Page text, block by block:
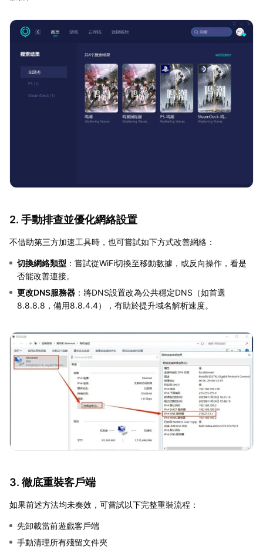
2. 手動排查並優化網絡設置
不借助第三方加速工具時，也可嘗試如下方式改善網絡：
切換網絡類型 ：嘗試從WiFi切換至移動數據，或反向操作，看是
否能改善連接。
更改DNS服務器 ：將DNS設置改為公共穩定DNS（如首選
8.8.8.8，備用8.8.4.4），有助於提升域名解析速度。
3. 徹底重裝客戶端
如果前述方法均未奏效，可嘗試以下完整重裝流程：
先卸載當前遊戲客戶端
手動清理所有殘留文件夾